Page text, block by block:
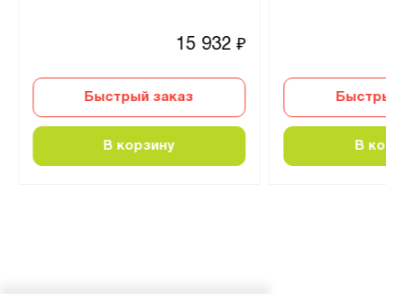
15 932₽
Быстрый заказ
В корзину
Быстрый
В